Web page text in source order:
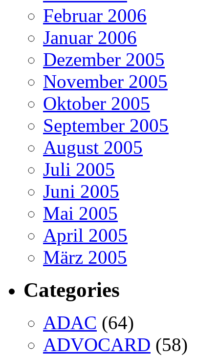
Februar 2006
Januar 2006
Dezember 2005
November 2005
Oktober 2005
September 2005
August 2005
Juli 2005
Juni 2005
Mai 2005
April 2005
März 2005
Categories
ADAC (64)
ADVOCARD (58)